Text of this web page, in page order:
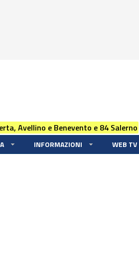
Avellino e Benevento e 84 Salerno
INFORMAZIONI WEB TV